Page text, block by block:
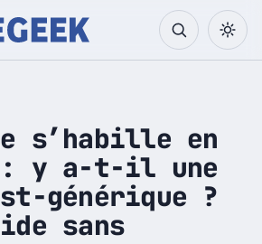
s’habille en
: y a-t-il une
générique ?
sans